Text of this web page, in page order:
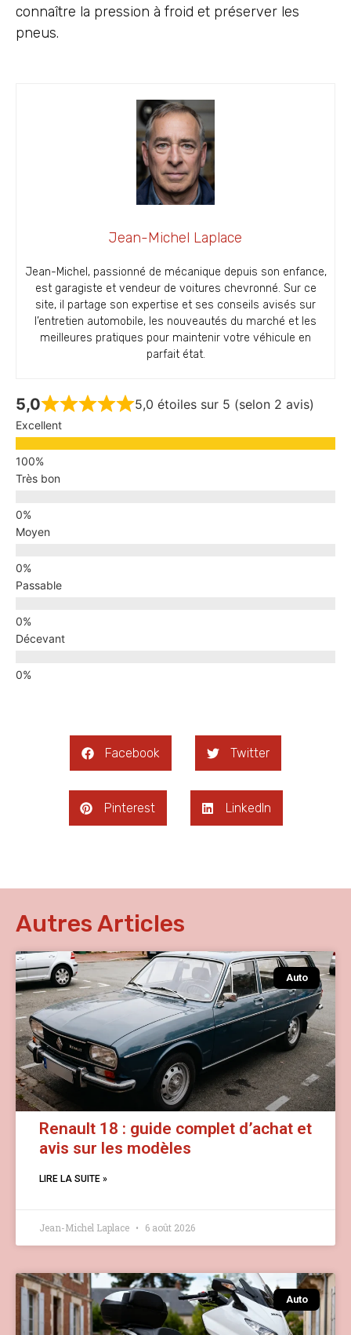
connaître la pression à froid et préserver les
pneus.
Jean-Michel Laplace
Jean-Michel, passionné de mécanique depuis son enfance,
est garagiste et vendeur de voitures chevronné. Sur ce
site, il partage son expertise et ses conseils avisés sur
l’entretien automobile, les nouveautés du marché et les
meilleures pratiques pour maintenir votre véhicule en
parfait état.
5,0 5,0 étoiles sur 5 (selon 2 avis)
Excellent
Très bon
Moyen
Passable
Décevant
Facebook Twitter
Pinterest LinkedIn
Autres Articles
Auto
Renault 18 : guide complet d’achat et
avis sur les modèles
LIRE LA SUITE »
Jean-Michel Laplace 6 août 2026
Auto